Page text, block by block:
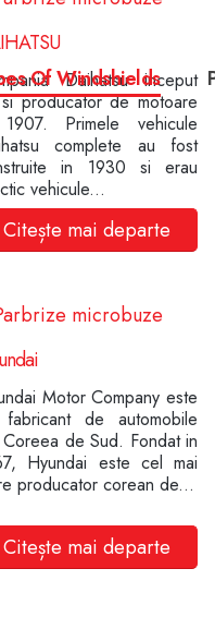
Of Windshields
Daihatsu inceput
producator de motoare
Primele vehicule
complete au fost
in 1930 si erau
vehicule...
Citește mai departe
Motor Company este
de automobile
de Sud. Fondat in
Hyundai este cel mai
producator corean de...
Citește mai departe